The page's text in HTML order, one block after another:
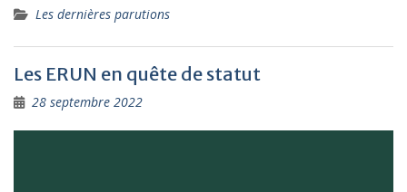
Les dernières parutions
Les ERUN en quête de statut
28 septembre 2022